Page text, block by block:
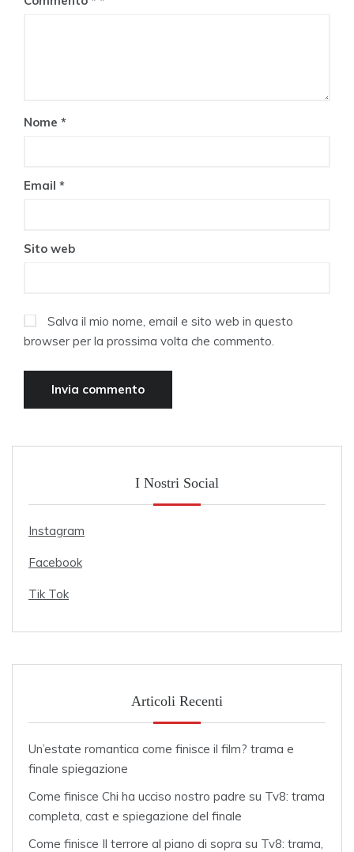
Nome *
Email *
Sito web
Salva il mio nome, email e sito web in questo
browser per la prossima volta che commento.
I Nostri Social
Instagram
Facebook
Tik Tok
Articoli Recenti
Un’estate romantica come finisce il film? trama e
finale spiegazione
Come finisce Chi ha ucciso nostro padre su Tv8: trama
completa, cast e spiegazione del finale
Come finisce Il terrore al piano di sopra su Tv8: trama,